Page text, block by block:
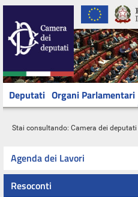
Deputati Organi Parlamentari
Stai consultando: Camera dei deputati
Agenda dei Lavori
Resoconti